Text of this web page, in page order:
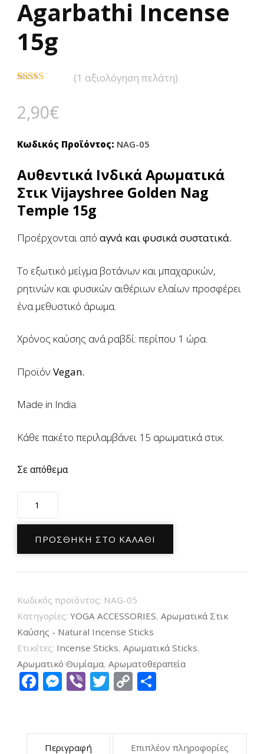
Agarbathi Incense
15g
5 με βάση
βαθμολογία
(1 αξιολόγηση πελάτη)
2,90€
Κωδικός Προϊόντος: NAG-05
Αυθεντικά Ινδικά Aρωματικά
Στικ Vijayshree Golden Nag
Temple 15g
Προέρχονται από αγνά και φυσικά συστατικά.
Το εξωτικό μείγμα βοτάνων και μπαχαρικών,
ρητινών και φυσικών αιθέριων ελαίων προσφέρει
ένα μεθυστικό άρωμα.
Χρόνος καύσης ανά ραβδί: περίπου 1 ώρα.
Προϊόν Vegan.
Made in India.
Κάθε πακέτο περιλαμβάνει 15 αρωματικά στικ.
Σε απόθεμα
Aρωματικά
Στικ
Golden
Nag
Temple
Masala
Agarbathi
Incense
15g
ποσότητα
ΠΡΟΣΘΉΚΗ ΣΤΟ ΚΑΛΆΘΙ
Κωδικός προϊόντος: NAG-05
Κατηγορίες: YOGA ACCESSORIES, Αρωματικά Στικ
Καύσης - Natural Incense Sticks
Ετικέτες: Incense Sticks, Αρωματικά Sticks,
Αρωματικό Θυμίαμα, Αρωματοθεραπεία
Facebook
Messenger
ViberTwitter
Copy
Περιγραφή Επιπλέον πληροφορίες